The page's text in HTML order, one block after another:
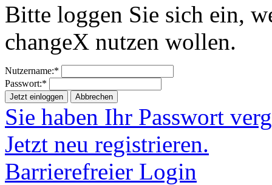
Bitte loggen Sie sich ein,
changeX nutzen wollen.
Nutzername:*
Passwort:*
Jetzt einloggen Abbrechen
Sie haben Ihr Passwort
Jetzt neu registrieren.
Barrierefreier Login